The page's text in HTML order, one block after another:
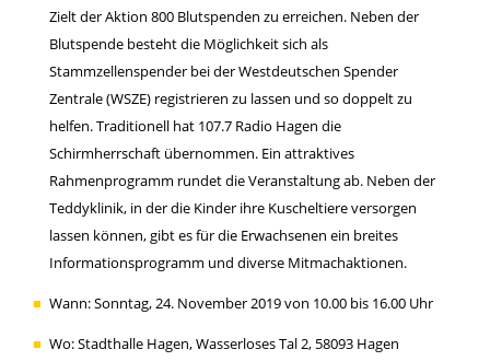
Zielt der Aktion 800 Blutspenden zu erreichen. Neben der
Blutspende besteht die Möglichkeit sich als
Stammzellenspender bei der Westdeutschen Spender
Zentrale (WSZE) registrieren zu lassen und so doppelt zu
helfen. Traditionell hat 107.7 Radio Hagen die
Schirmherrschaft übernommen. Ein attraktives
Rahmenprogramm rundet die Veranstaltung ab. Neben der
Teddyklinik, in der die Kinder ihre Kuscheltiere versorgen
lassen können, gibt es für die Erwachsenen ein breites
Informationsprogramm und diverse Mitmachaktionen.
Wann: Sonntag, 24. November 2019 von 10.00 bis 16.00 Uhr
Wo: Stadthalle Hagen, Wasserloses Tal 2, 58093 Hagen